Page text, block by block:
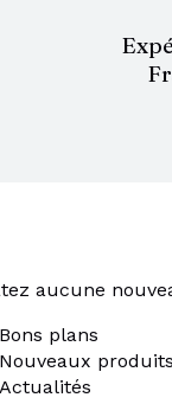
aucune
Bons plans
Nouveaux produits
Actualités